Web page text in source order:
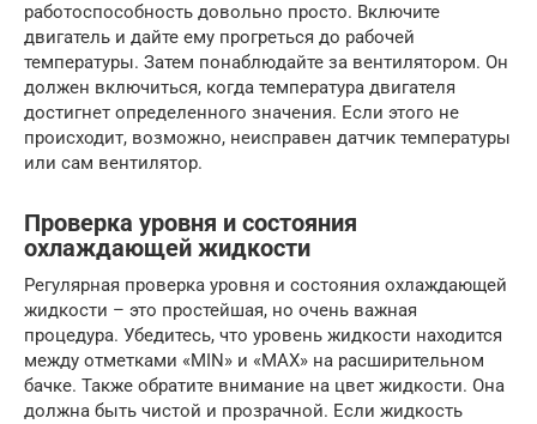
работоспособность довольно просто. Включите
двигатель и дайте ему прогреться до рабочей
температуры. Затем понаблюдайте за вентилятором. Он
должен включиться, когда температура двигателя
достигнет определенного значения. Если этого не
происходит, возможно, неисправен датчик температуры
или сам вентилятор.
Проверка уровня и состояния
охлаждающей жидкости
Регулярная проверка уровня и состояния охлаждающей
жидкости – это простейшая, но очень важная
процедура. Убедитесь, что уровень жидкости находится
между отметками «MIN» и «MAX» на расширительном
бачке. Также обратите внимание на цвет жидкости. Она
должна быть чистой и прозрачной. Если жидкость